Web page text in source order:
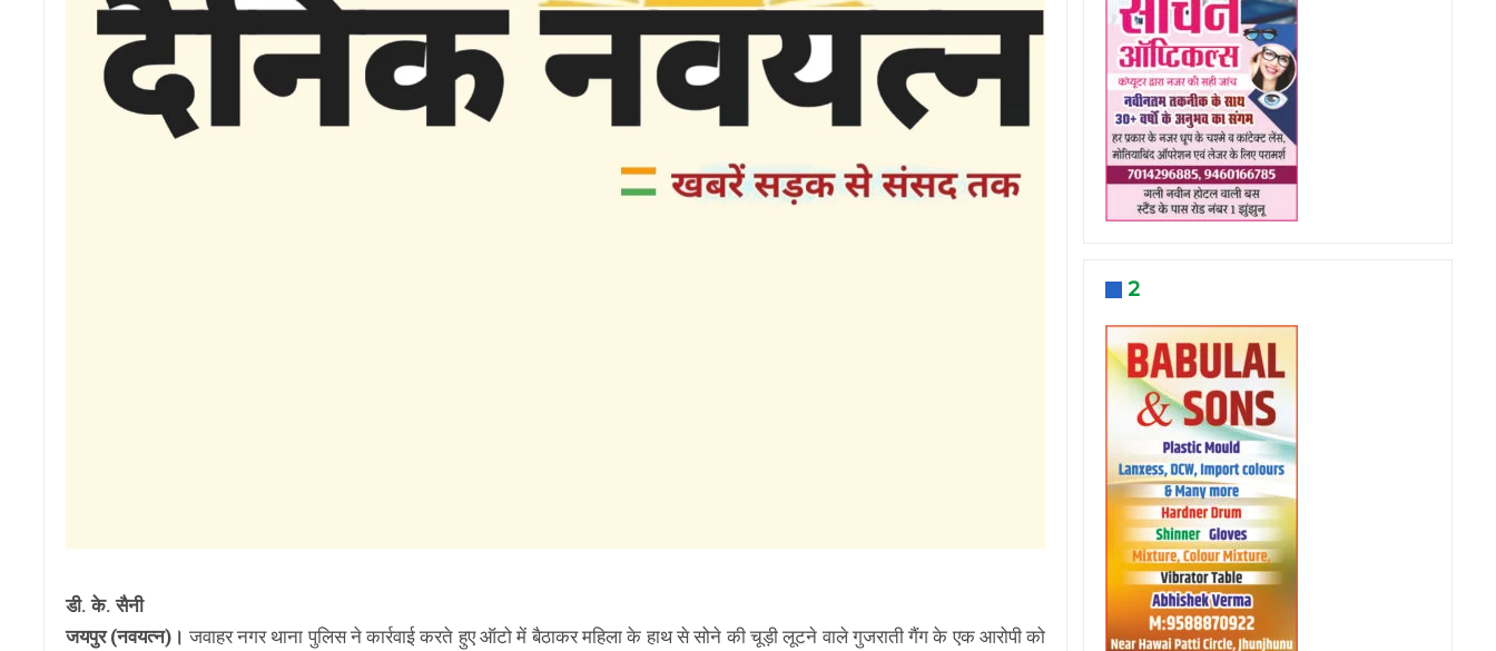
डी. के. सैनी
जयपुर (नवयत्न)। जवाहर नगर थाना पुलिस ने कार्रवाई करते हुए ऑटो में बैठाकर महिला के हाथ से सोने की चूड़ी लूटने वाले गुजराती गैंग के एक आरोपी को
2